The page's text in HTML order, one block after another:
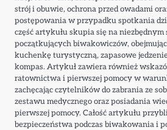
strój i obuwie, ochrona przed owadami
postępowania w przypadku spotkania
część artykułu skupia się na niezbędnym
początkujących biwakowiczów,
kuchenkę turystyczną, zapasowe
kompas. Artykuł zawiera również
ratownictwa i pierwszej pomocy w
zachęcając czytelników do zabrania ze
zestawu medycznego oraz posiadania
pierwszej pomocy. Całość artykułu
bezpieczeństwa podczas biwakowania i